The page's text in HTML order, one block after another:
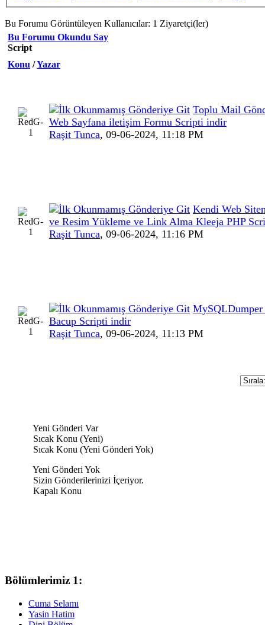
Bu Forumu Görüntüleyen Kullanıcılar: 1 Ziyaretçi(ler)
Bu Forumu Okundu Say
Script
Konu /Yazar
Toplu Mail
Web Sayfana iletişim Formu Scripti indir
Raşit Tunca, 09-06-2024, 11:18 PM
Kendi Web
ve Resim Yükleme ve Link Alma Kleeja PHP
Raşit Tunca, 09-06-2024, 11:16 PM
MySQLDumper
Bacup Scripti indir
Raşit Tunca, 09-06-2024, 11:13 PM
Yeni Gönderi Var
Sıcak Konu (Yeni)
Sıcak Konu (Yeni Gönderi Yok)
Yeni Gönderi Yok
Sizin Gönderilerinizi İçeriyor.
Kapalı Konu
Bölümlerimiz 1:
Cuma Selamı
Yasin Hatim